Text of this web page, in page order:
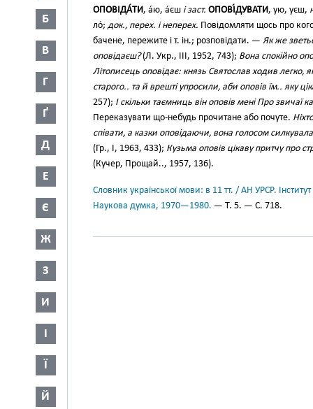
Б
В
Г
Ґ
Д
Е
Є
Ж
З
И
І
Ї
Й
ОПОВІДА́ТИ, а́ю, а́єш і заст. ОПОВІ́ДУВАТИ, ую, уєш,
ло́; док., перех. і неперех. Повідомляти щось про
бачене, пережите і т. ін.; розповідати. — Як же
оповідаєш?(Л. Укр., III, 1952, 743); Вона спокійно
Літописець оповідає: князь Святослав ходив легко,
старого.. та й врешті упросили, аби оповів їм.. яку
257); І скільки таємниць він оповів мені Про звичаї
Переказувати що-небудь прочитане або почуте.
співати, а казки оповідаючи, вона голосом
(Гр., І, 1963, 433); Кузьма оповів цікаву притчу про
(Кучер, Прощай.., 1957, 136).
Словник української мови: в 11 тт. / АН УРСР.
Наукова думка, 1970—1980. — Т. 5. — С. 718.